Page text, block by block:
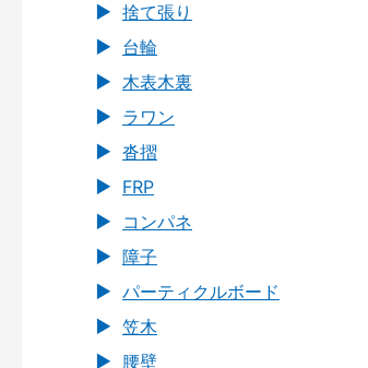
捨て張り
台輪
木表木裏
ラワン
沓摺
FRP
コンパネ
障子
パーティクルボード
笠木
腰壁